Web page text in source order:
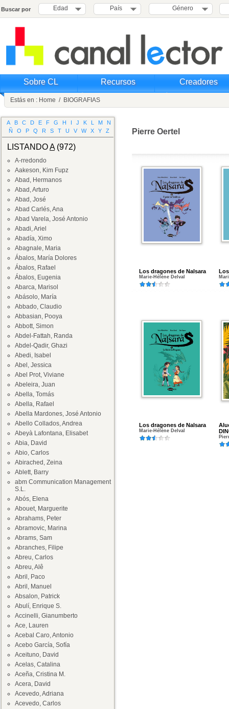
Buscar por Edad País Género
Sobre CL Recursos Creadores
Estás en : Home / BIOGRAFIAS
A B C D E F G H I J K L M
N
Ñ
O P Q R S T U V W X Y Z
LISTANDOA(972)
A-rredondo
Aakeson, Kim Fupz
Abad, Hermanos
Abad, Arturo
Abad, José
Abad Carlés, Ana
Abad Varela, José Antonio
Abadi, Ariel
Abadía, Ximo
Abagnale, Maria
Ábalos, María Dolores
Ábalos, Rafael
Ábalos, Eugenia
Abarca, Marisol
Abásolo, María
Abbado, Claudio
Abbasian, Pooya
Abbott, Simon
Abdel-Fattah, Randa
Abdel-Qadir, Ghazi
Abedi, Isabel
Abel, Jessica
Abel Prot, Viviane
Abeleira, Juan
Abella, Tomás
Abella, Rafael
Abella Mardones, José Antonio
Abello Collados, Andrea
Abeyà Lafontana, Elisabet
Abia, David
Abio, Carlos
Abirached, Zeina
Ablett, Barry
abm Communication Management
S.L.
Abós, Elena
Abouet, Marguerite
Abrahams, Peter
Abramovic, Marina
Abrams, Sam
Abranches, Filipe
Abreu, Carlos
Abreu, Alê
Abril, Paco
Abril, Manuel
Absalon, Patrick
Abulí, Enrique S.
Accinelli, Gianumberto
Ace, Lauren
Acebal Caro, Antonio
Acebo García, Sofía
Aceituno, David
Acelas, Catalina
Aceña, Cristina M.
Acera, David
Acevedo, Adriana
Acevedo, Carlos
Pierre Oertel
Los dragones de Nalsara
Marie-Hélène Delval
Los dragones de Nalsara
Marie-Hélène Delval